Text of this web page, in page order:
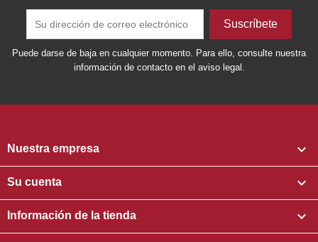
Puede darse de baja en cualquier momento. Para ello, consulte nuestra
información de contacto en el aviso legal.
Nuestra empresa 
Su cuenta 
Información de la tienda 